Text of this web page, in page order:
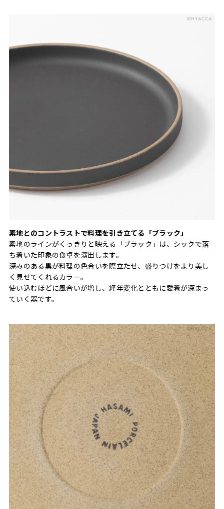
素地とのコントラストで料理を引き立てる「ブラック」
素地のラインがくっきりと映える「ブラック」は、シックで落
ち着いた印象の食卓を演出します。
深みのある黒が料理の色合いを際立たせ、盛りつけをより美し
く見せてくれるカラー。
使い込むほどに風合いが増し、経年変化とともに愛着が深まっ
ていく器です。